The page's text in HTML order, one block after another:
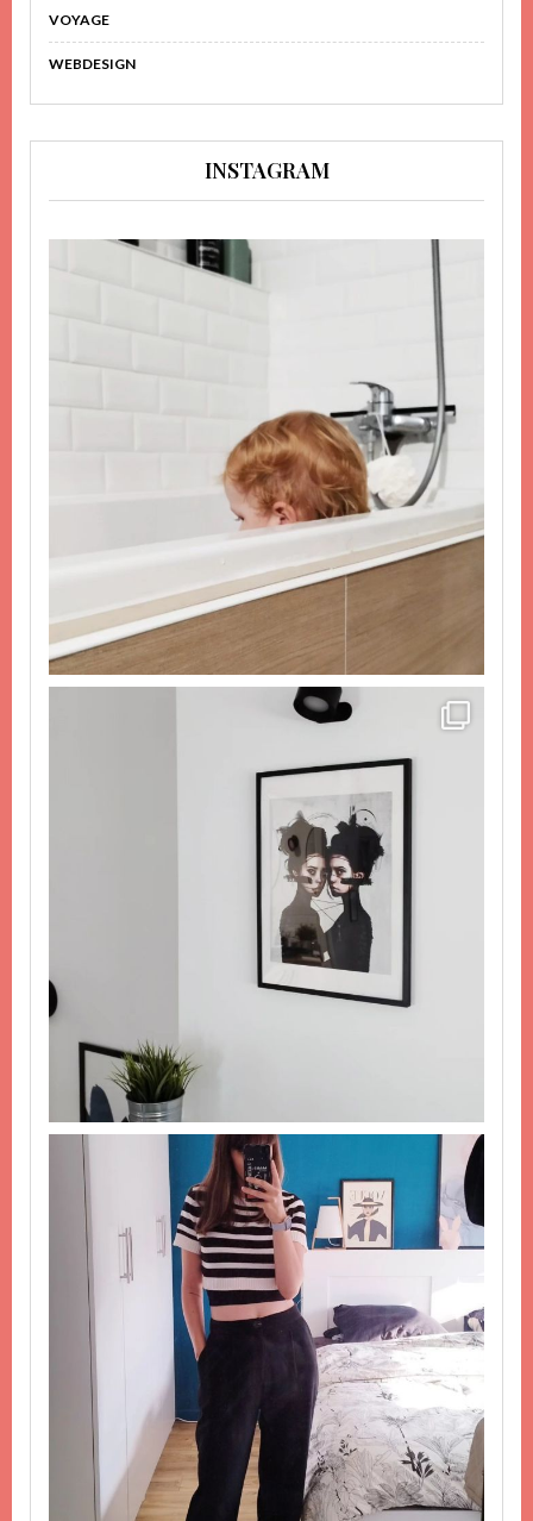
VOYAGE
WEBDESIGN
INSTAGRAM